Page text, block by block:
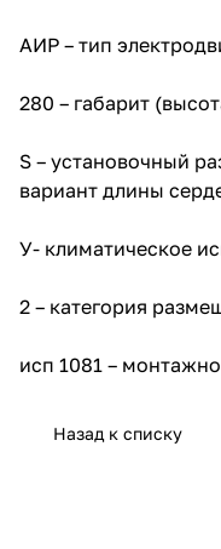
АИР – тип
280 – габарит
S – установочный
вариант длины
У- климатическое
2 – категория
исп 1081 –
Назад к списку